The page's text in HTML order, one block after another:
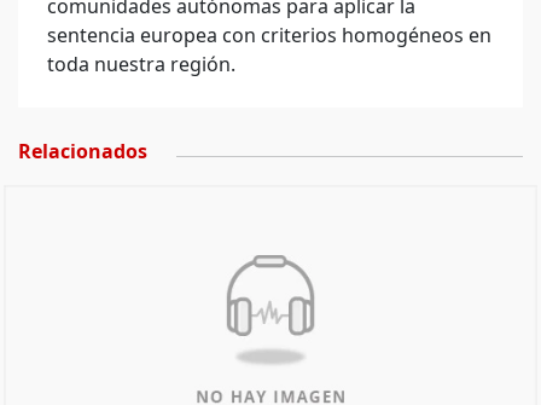
comunidades autónomas para aplicar la
sentencia europea con criterios homogéneos en
toda nuestra región.
Relacionados